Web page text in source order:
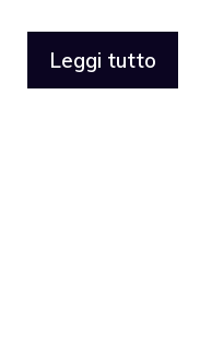
Leggi tutto